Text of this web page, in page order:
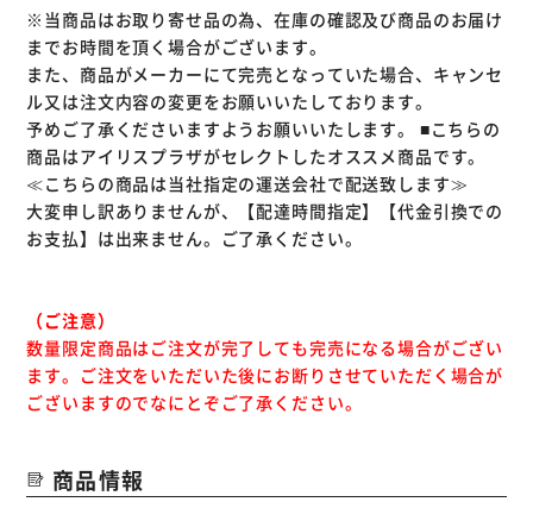
◆信号が劣化しにくい両端子金メッキ仕様
※当商品はお取り寄せ品の為、在庫の確認及び商品のお届け
までお時間を頂く場合がございます。
また、商品がメーカーにて完売となっていた場合、キャンセ
ル又は注文内容の変更をお願いいたしております。
予めご了承くださいますようお願いいたします。 ■こちらの
商品はアイリスプラザがセレクトしたオススメ商品です。
≪こちらの商品は当社指定の運送会社で配送致します≫
大変申し訳ありませんが、【配達時間指定】【代金引換での
お支払】は出来ません。ご了承ください。
（ご注意）
数量限定商品はご注文が完了しても完売になる場合がござい
ます。ご注文をいただいた後にお断りさせていただく場合が
ございますのでなにとぞご了承ください。
商品情報